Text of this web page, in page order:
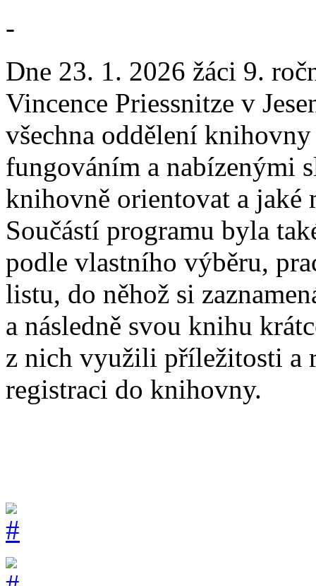
-
Dne 23. 1. 2026 žáci 9.
Vincence Priessnitze v
všechna oddělení
fungováním a nabízenými
knihovně orientovat a jaké
Součástí programu byla
podle vlastního výběru,
listu, do něhož si
a následně svou knihu
z nich využili příležitosti a
registraci do knihovny.